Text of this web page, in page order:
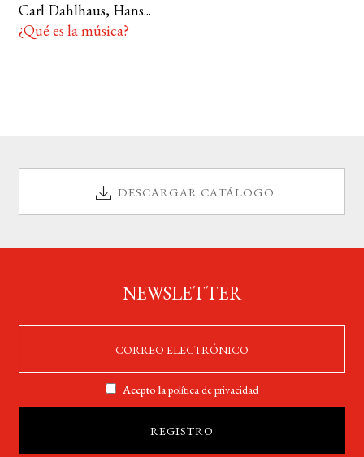
Carl Dahlhaus, Hans...
¿Qué es la música?
DESCARGAR CATÁLOGO
NEWSLETTER
Acepto lapolítica de privacidad